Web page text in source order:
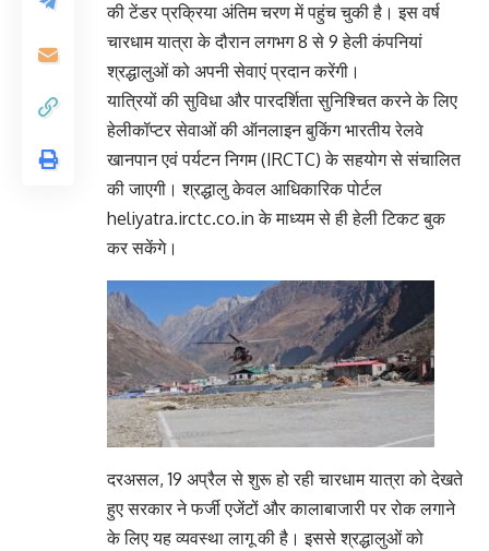
की टेंडर प्रक्रिया अंतिम चरण में पहुंच चुकी है। इस वर्ष
चारधाम यात्रा के दौरान लगभग 8 से 9 हेली कंपनियां
श्रद्धालुओं को अपनी सेवाएं प्रदान करेंगी।
यात्रियों की सुविधा और पारदर्शिता सुनिश्चित करने के लिए
हेलीकॉप्टर सेवाओं की ऑनलाइन बुकिंग भारतीय रेलवे
खानपान एवं पर्यटन निगम (IRCTC) के सहयोग से संचालित
की जाएगी। श्रद्धालु केवल आधिकारिक पोर्टल
heliyatra.irctc.co.in के माध्यम से ही हेली टिकट बुक
कर सकेंगे।
दरअसल, 19 अप्रैल से शुरू हो रही चारधाम यात्रा को देखते
हुए सरकार ने फर्जी एजेंटों और कालाबाजारी पर रोक लगाने
के लिए यह व्यवस्था लागू की है। इससे श्रद्धालुओं को